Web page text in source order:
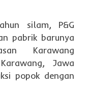
silam, P&G
pabrik barunya
Karawang
Jawa
popok dengan